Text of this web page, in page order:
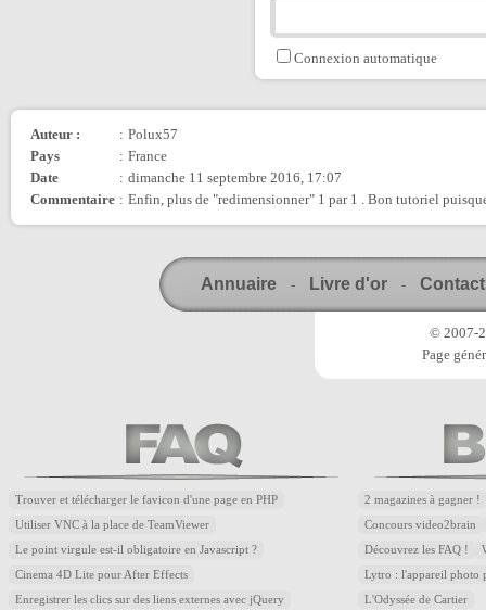
Connexion automatique
Auteur : : Polux57
Pays
: France
Date
: dimanche 11 septembre 2016, 17:07
Commentaire : Enfin, plus de "redimensionner" 1 par 1 . Bon tutoriel
Annuaire - Livre d'or - Contact
© 2007-
Page
Trouver et télécharger le favicon d'une page en PHP
Utiliser VNC à la place de TeamViewer
Le point virgule est-il obligatoire en Javascript ?
Cinema 4D Lite pour After Effects
Enregistrer les clics sur des liens externes avec jQuery
2 magazines à gagner !
Concours video2brain
Découvrez les FAQ !
Lytro : l'appareil photo
L'Odyssée de Cartier